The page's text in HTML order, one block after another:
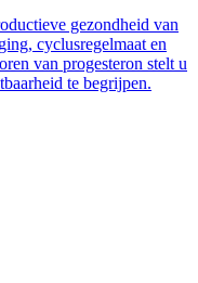
gezondheid van
cyclusregelmaat en
van progesteron stelt u
te begrijpen.